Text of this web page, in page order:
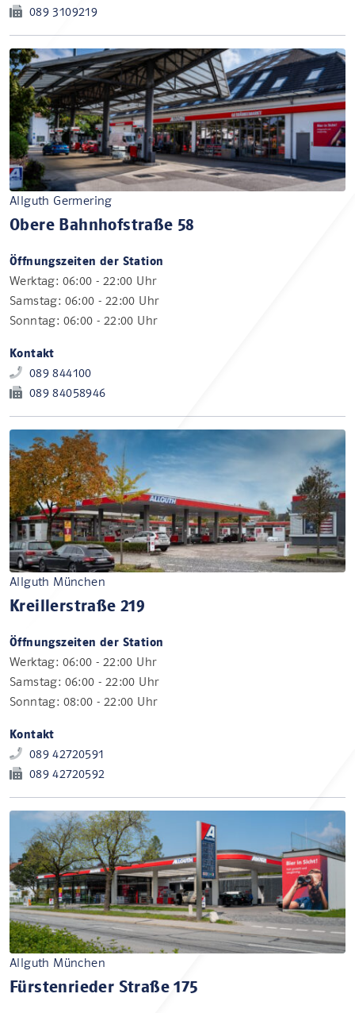
089 3109219
Allguth Germering
Obere Bahnhofstraße 58
Öffnungszeiten der Station
Werktag: 06:00 - 22:00 Uhr
Samstag: 06:00 - 22:00 Uhr
Sonntag: 06:00 - 22:00 Uhr
Kontakt
089 844100
089 84058946
Allguth München
Kreillerstraße 219
Öffnungszeiten der Station
Werktag: 06:00 - 22:00 Uhr
Samstag: 06:00 - 22:00 Uhr
Sonntag: 08:00 - 22:00 Uhr
Kontakt
089 42720591
089 42720592
Allguth München
Fürstenrieder Straße 175